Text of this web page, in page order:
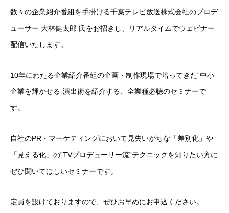
数々の企業紹介番組を手掛ける千葉テレビ放送株式会社のプロデ
ューサー 大林健太郎 氏をお招きし、リアルタイムでウェビナー
配信いたします。
10年にわたる企業紹介番組の企画・制作現場で培ってきた“中小
企業を輝かせる”演出術を紹介する、全業種必聴のセミナーで
す。
自社のPR・マーケティングにおいて見失いがちな「差別化」や
「見える化」の”TVプロデューサー流”テクニックを知りたい方に
ぜひ聞いてほしいセミナーです。
定員を設けておりますので、ぜひお早めにお申込ください。